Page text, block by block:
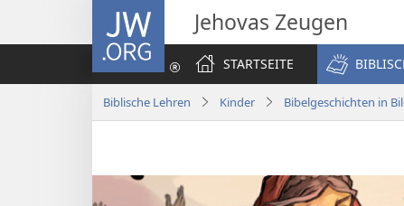
JW.ORG Jehovas Zeugen
STARTSEITE
Biblische Lehren Kinder Bibelgeschichten in